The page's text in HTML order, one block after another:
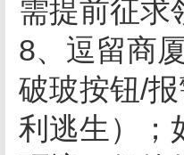
需提前征求
8、逗留商
破玻按钮/
利逃生）；